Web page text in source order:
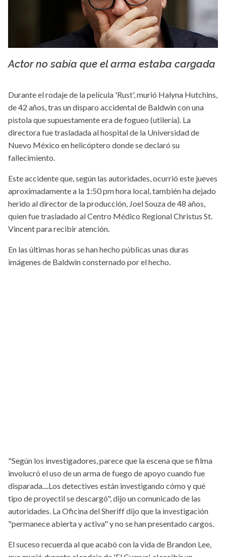
Actor no sabía que el arma estaba cargada
Durante el rodaje de la película 'Rust', murió Halyna Hutchins,
de 42 años, tras un disparo accidental de Baldwin con una
pistola que supuestamente era de fogueo (utilería). La
directora fue trasladada al hospital de la Universidad de
Nuevo México en helicóptero donde se declaró su
fallecimiento.
Este accidente que, según las autoridades, ocurrió este jueves
aproximadamente a la 1:50 pm hora local, también ha dejado
herido al director de la producción, Joel Souza de 48 años,
quien fue trasladado al Centro Médico Regional Christus St.
Vincent para recibir atención.
En las últimas horas se han hecho públicas unas duras
imágenes de Baldwin consternado por el hecho.
"Según los investigadores, parece que la escena que se filma
involucró el uso de un arma de fuego de apoyo cuando fue
disparada....Los detectives están investigando cómo y qué
tipo de proyectil se descargó", dijo un comunicado de las
autoridades. La Oficina del Sheriff dijo que la investigación
"permanece abierta y activa" y no se han presentado cargos.
El suceso recuerda al que acabó con la vida de Brandon Lee,